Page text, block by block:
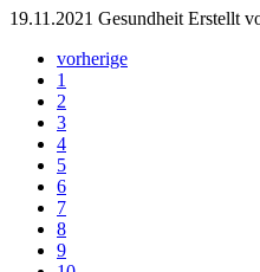
19.11.2021 Gesundheit Erstellt
vorherige
1
2
3
4
5
6
7
8
9